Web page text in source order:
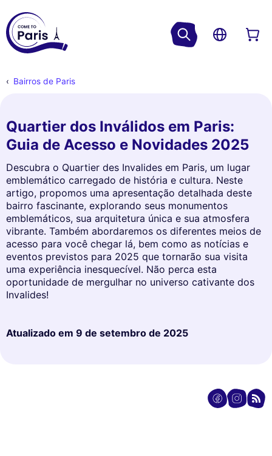
Bairros de Paris
Quartier dos Inválidos em Paris:
Guia de Acesso e Novidades 2025
Descubra o Quartier des Invalides em Paris, um lugar
emblemático carregado de história e cultura. Neste
artigo, propomos uma apresentação detalhada deste
bairro fascinante, explorando seus monumentos
emblemáticos, sua arquitetura única e sua atmosfera
vibrante. Também abordaremos os diferentes meios de
acesso para você chegar lá, bem como as notícias e
eventos previstos para 2025 que tornarão sua visita
uma experiência inesquecível. Não perca esta
oportunidade de mergulhar no universo cativante dos
Invalides!
Atualizado em 9 de setembro de 2025